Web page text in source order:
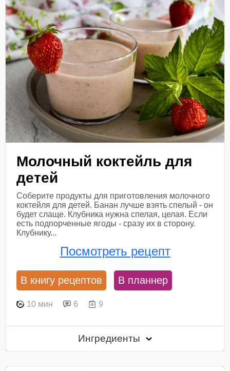
Молочный коктейль для
детей
Соберите продукты для приготовления молочного
коктейля для детей. Банан лучше взять спелый - он
будет слаще. Клубника нужна спелая, целая. Если
есть подпорченные ягоды - сразу их в сторону.
Клубнику...
Посмотреть рецепт
В книгу рецептов В планнер
10 мин 6 9
Ингредиенты